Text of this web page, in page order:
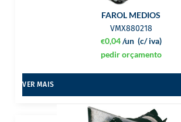
FAROL MEDIOS
VMX880218
€0,04 (c/ iva)
/un
pedir orçamento
VER MAIS